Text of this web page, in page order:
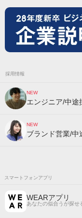
採用情報
NEW
エンジニア/中途
NEW
ブランド営業/中
スマートフォンアプリ
WEARアプリ
あなたの似合うが探せ